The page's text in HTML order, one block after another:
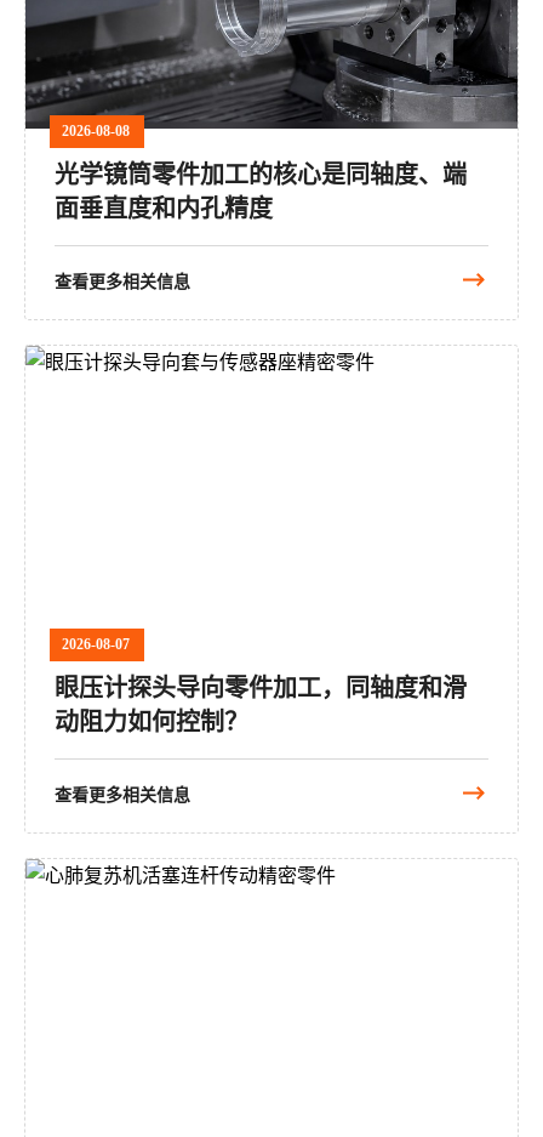
2026-08-08
光学镜筒零件加工的核心是同轴度、端
面垂直度和内孔精度
查看更多相关信息
2026-08-07
眼压计探头导向零件加工，同轴度和滑
动阻力如何控制？
查看更多相关信息